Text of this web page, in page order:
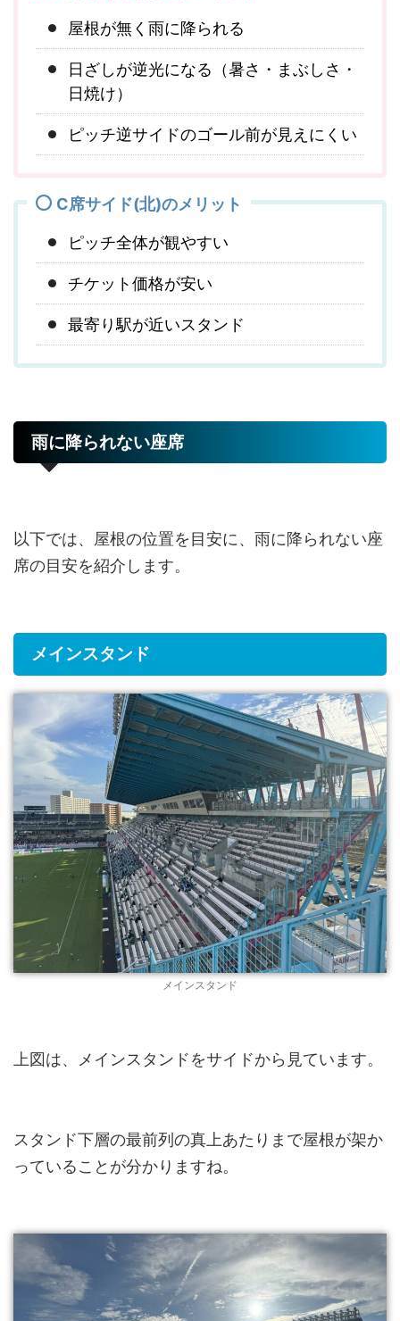
屋根が無く雨に降られる
日ざしが逆光になる（暑さ・まぶしさ・
日焼け）
ピッチ逆サイドのゴール前が見えにくい
C席サイド(北)のメリット
ピッチ全体が観やすい
チケット価格が安い
最寄り駅が近いスタンド
雨に降られない座席
以下では、屋根の位置を目安に、雨に降られない座
席の目安を紹介します。
メインスタンド
メインスタンド
上図は、メインスタンドをサイドから見ています。
スタンド下層の最前列の真上あたりまで屋根が架か
っていることが分かりますね。